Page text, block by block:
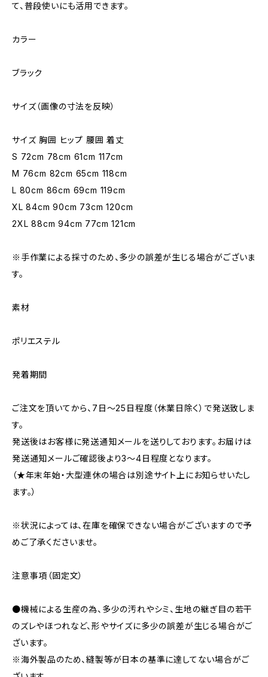
て、普段使いにも活用できます。
カラー
ブラック
サイズ（画像の寸法を反映）
サイズ 胸囲 ヒップ 腰囲 着丈
S 72cm 78cm 61cm 117cm
M 76cm 82cm 65cm 118cm
L 80cm 86cm 69cm 119cm
XL 84cm 90cm 73cm 120cm
2XL 88cm 94cm 77cm 121cm
※手作業による採寸のため、多少の誤差が生じる場合がございま
す。
素材
ポリエステル
発着期間
ご注文を頂いてから、7日〜25日程度（休業日除く）で発送致しま
す。
発送後はお客様に発送通知メールを送りしております。お届けは
発送通知メールご確認後より3〜4日程度となります。
（★年末年始・大型連休の場合は別途サイト上にお知らせいたし
ます。）
※状況によっては、在庫を確保できない場合がございますので予
めご了承くださいませ。
注意事項（固定文）
●機械による生産の為、多少の汚れやシミ、生地の継ぎ目の若干
のズレやほつれなど、形やサイズに多少の誤差が生じる場合がご
ざいます。
※海外製品のため、縫製等が日本の基準に達してない場合がご